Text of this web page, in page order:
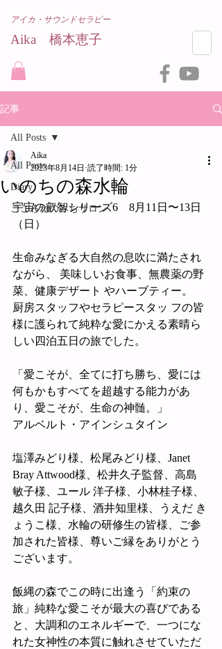
Aika 橋本恵子​
アイカ・サウンドセラピー
記事
All Posts
Diary
こころねのみちサロン
All Posts
いのちの森水輪
Aika
2023年8月14日 読了時間: 1分
宇宙の叡智シリーズ6    8月11日〜13日
（日）
生命みなぎる大自然の息吹に満たされ
ながら、 美味しいお食事、無農薬の野
菜、健康デザート やハーブティー。
厨房スタッフやセラピースタッ フの皆
様に護られて純粋な愛にかえる素晴ら
しい四泊五日の旅でした。
「愛こそが、全てに打ち勝ち、愛には
何もかもすべてを超越する能力があ
り、愛こそが、生命の神髄。」
アルベルト・アインシュタイン
塩澤みどり様、松尾みどり様、Janet
Bray Attwood様、松井久子監督、高島
敏子様、ユール 洋子様、小林桂子様、
越久田 記子様、酒井知里様、うえだ き
ょうこ様、水輪の研修生の皆様、ご参
加された皆様、尊いご縁をありがとう
ございます。
飯縄の森でこの時に出逢う「約束の
旅」純粋な愛こそが最大の喜びである
と、大調和のエネルギーで、一つにな
れた女神性の本質に触れさせていただ